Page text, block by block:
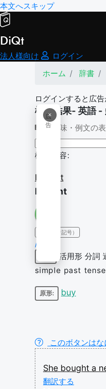
本文へスキップ
DiQt
法人様向け
ログイン
ホーム
辞書
ログインすると広
×
広
告
検索結果- 英語 -
意味・例文の
検索内容:
bought
bought
IPA（発音記号）
/bɔːt/
活用形 分詞
simple past
原形: buy
このボタンはな
She bought a
翻訳する